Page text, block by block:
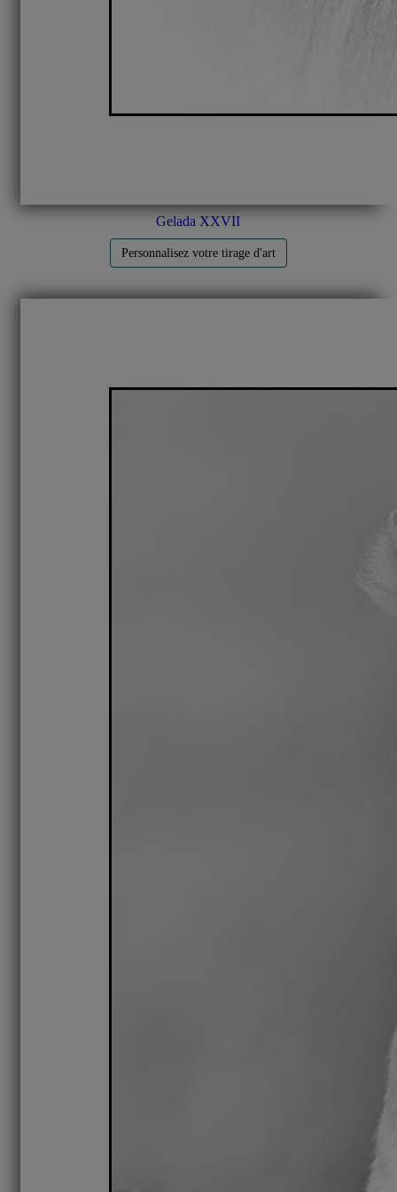
Gelada XXVII
Personnalisez votre tirage d'art